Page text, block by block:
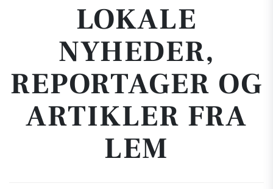
LOKALE
NYHEDER,
REPORTAGER OG
ARTIKLER FRA
LEM